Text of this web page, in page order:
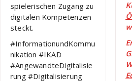
spielerischen Zugang zu
digitalen Kompetenzen
steckt.
#InformationundKommu
nikation #IKAD
#AngewandteDigitalisie
rung #Digitalisierung